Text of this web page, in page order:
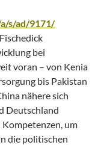
s/ad/9171/
bei
voran – von Kenia
bis Pakistan
nähere sich
Deutschland
um
die politischen